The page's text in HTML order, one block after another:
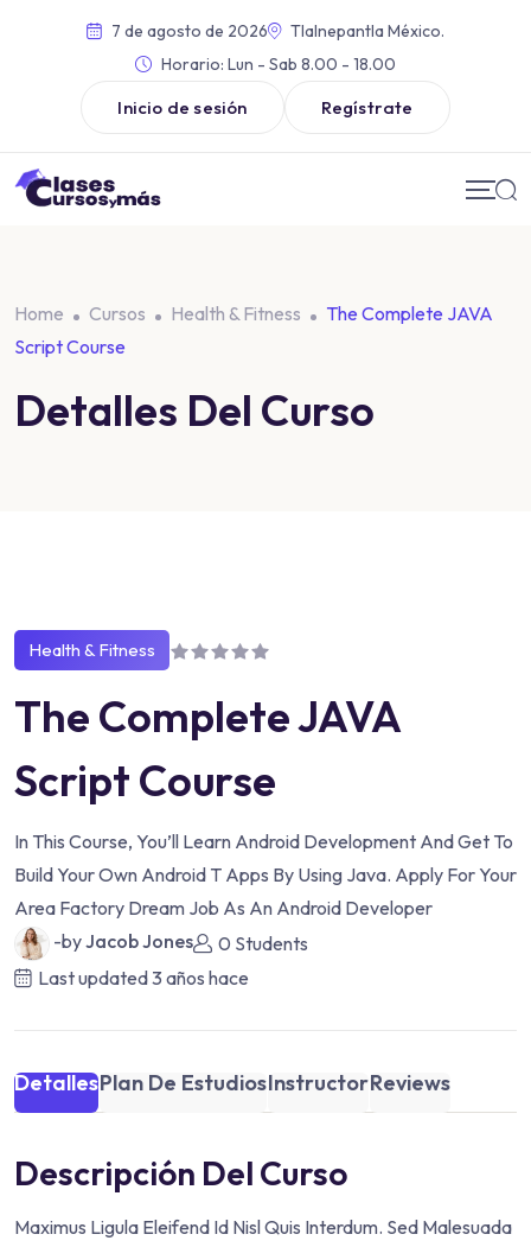
7 de agosto de 2026
Tlalnepantla México.
Horario: Lun - Sab 8.00 - 18.00
Inicio de sesión Regístrate
Home Cursos Health & Fitness
The Complete JAVA
Script Course
Detalles Del Curso
Health & Fitness
The Complete JAVA
Script Course
In This Course, You’ll Learn Android Development And Get To
Build Your Own Android T Apps By Using Java. Apply For Your
Area Factory Dream Job As An Android Developer
-byJacob Jones
0 Students
Last updated3 años hace
DetallesPlan De EstudiosInstructorReviews
Descripción Del Curso
Maximus Ligula Eleifend Id Nisl Quis Interdum. Sed Malesuada